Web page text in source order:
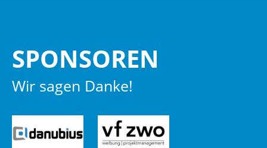
SPON­SO­REN
Wir sagen Danke!